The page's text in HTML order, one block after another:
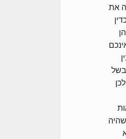
את